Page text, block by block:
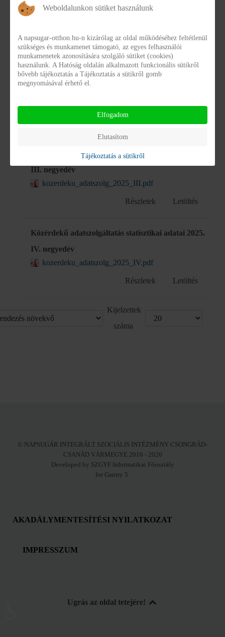
I. negyedév
Letöltés
Részletek
Közérdekű adatszolgáltatás statisztikai adatai 2025.
Közérdekű adatszolgáltatás statisztikai adatai 2025.
III. negyedév
kozerdeku_adatszolg_2025_III.pdf
Letöltés
Részletek
Közérdekű adatszolgáltatás statisztikai adatai 2025.
IV. negyedév
kozerdeku_adatszolg_2025_IV.pdf
Letöltés
Részletek
Kijelzettek
száma
© NAPSUGÁR INTEGRÁLT SZOCIÁLIS INTÉZMÉNY CSONGRÁD-
CSANÁD VÁRMEGYE 2016 - 2026
Developed by SZGYF Informatikai Főosztály
for Gantry 5.
AKADÁLYMENTESÍTÉSI NYILATKOZAT
IMPRESSZUM
Ugrás az oldal tetejére!
Weboldalunkon sütiket használunk
A napsugar-otthon.hu-n kizárólag az oldal működéséhez feltétlenül
szükséges és munkamenet támogató, az egyes felhasználói
munkamenetek azonosítására szolgáló sütiket (cookies)
használunk. A Hatóság oldalán alkalmazott funkcionális sütikről
bővebb tájékoztatás a Tájékoztatás a sütikről gomb
megnyomásával érhető el.
Elfogadom
Elutasítom
Tájékoztatás a sütikről